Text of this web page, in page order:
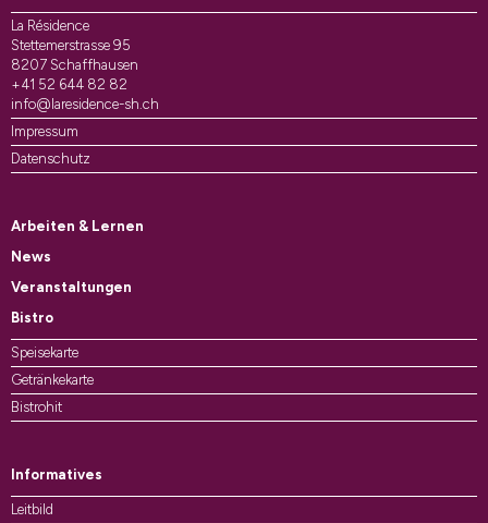
La Résidence
Stettemerstrasse 95
8207 Schaffhausen
+41 52 644 82 82
info@laresidence-sh.ch
Impressum
Datenschutz
Arbeiten & Lernen
News
Veranstaltungen
Bistro
Speisekarte
Getränkekarte
Bistrohit
Informatives
Leitbild